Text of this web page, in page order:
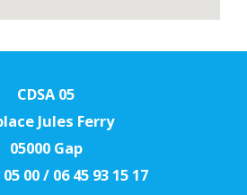
CDSA 05
Jules Ferry
05000 Gap
05 00 / 06 45 93 15 17